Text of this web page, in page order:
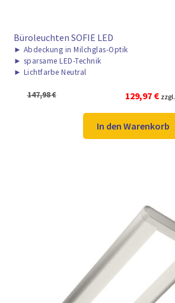
Büroleuchten SOFIE LED
► Abdeckung in Milchglas-Optik
► sparsame LED-Technik
► Lichtfarbe Neutral
147,98€
war:
147,98 €
129,97 €
ist:
In den Warenkorb